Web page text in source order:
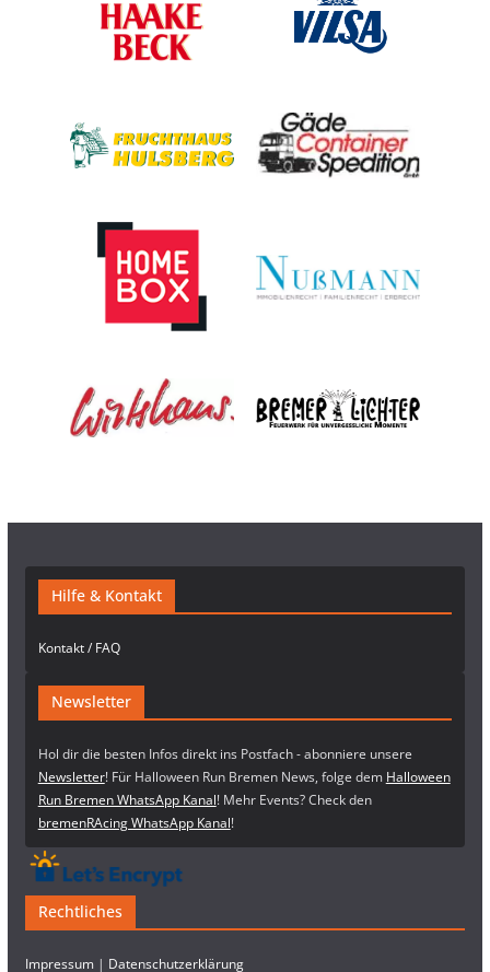
Hilfe & Kontakt
Kontakt / FAQ
Newsletter
Hol dir die besten Infos direkt ins Postfach - abonniere unsere
Newsletter! Für Halloween Run Bremen News, folge dem Halloween
Run Bremen WhatsApp Kanal! Mehr Events? Check den
bremenRAcing WhatsApp Kanal!
Rechtliches
Impressum| Datenschutzerklärung